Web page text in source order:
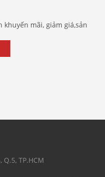
mãi, giảm giá,sản
TP.HCM